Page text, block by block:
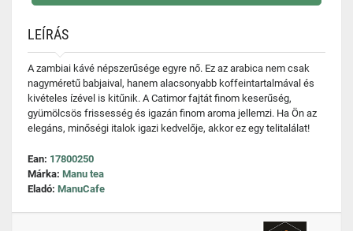
LEÍRÁS
A zambiai kávé népszerűsége egyre nő. Ez az arabica nem csak
nagyméretű babjaival, hanem alacsonyabb koffeintartalmával és
kivételes ízével is kitűnik. A Catimor fajtát finom keserűség,
gyümölcsös frissesség és igazán finom aroma jellemzi. Ha Ön az
elegáns, minőségi italok igazi kedvelője, akkor ez egy telitalálat!
Ean: 17800250
Márka: Manu tea
Eladó: ManuCafe